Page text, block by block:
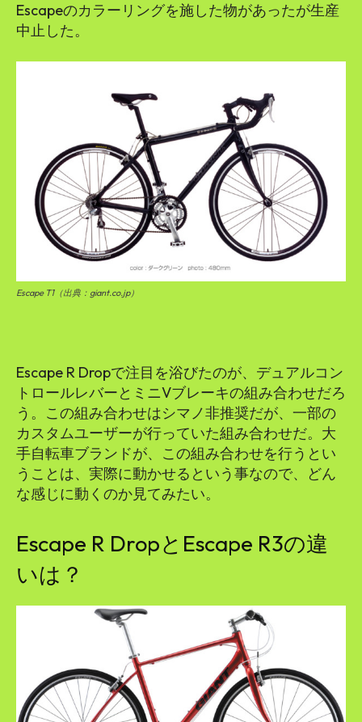
Escapeのカラーリングを施した物があったが生産
中止した。
Escape T1（出典：giant.co.jp）
Escape R Dropで注目を浴びたのが、デュアルコン
トロールレバーとミニVブレーキの組み合わせだろ
う。この組み合わせはシマノ非推奨だが、一部の
カスタムユーザーが行っていた組み合わせだ。大
手自転車ブランドが、この組み合わせを行うとい
うことは、実際に動かせるという事なので、どん
な感じに動くのか見てみたい。
Escape R DropとEscape R3の違
いは？